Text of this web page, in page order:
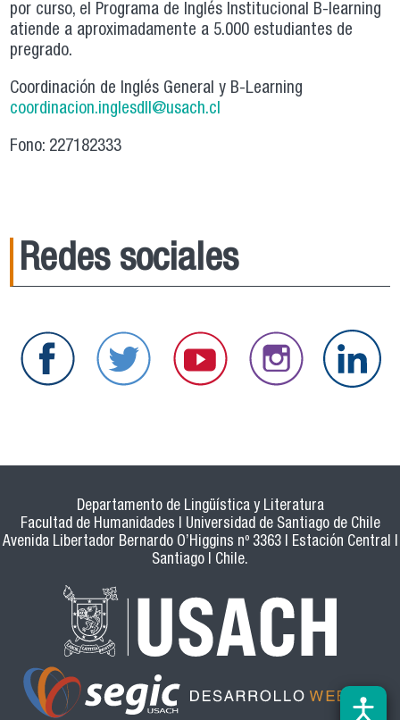
por curso, el Programa de Inglés Institucional B-learning
atiende a aproximadamente a 5.000 estudiantes de
pregrado.
Coordinación de Inglés General y B-Learning
coordinacion.inglesdll@usach.cl
Fono: 227182333
Redes sociales
Departamento de Lingüística y Literatura
Facultad de Humanidades | Universidad de Santiago de Chile
Avenida Libertador Bernardo O’Higgins nº 3363 | Estación Central |
Santiago | Chile.